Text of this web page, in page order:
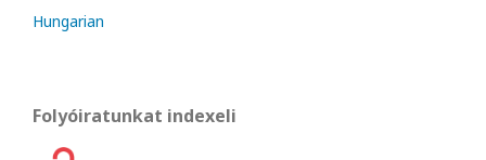
Hungarian
Folyóiratunkat indexeli